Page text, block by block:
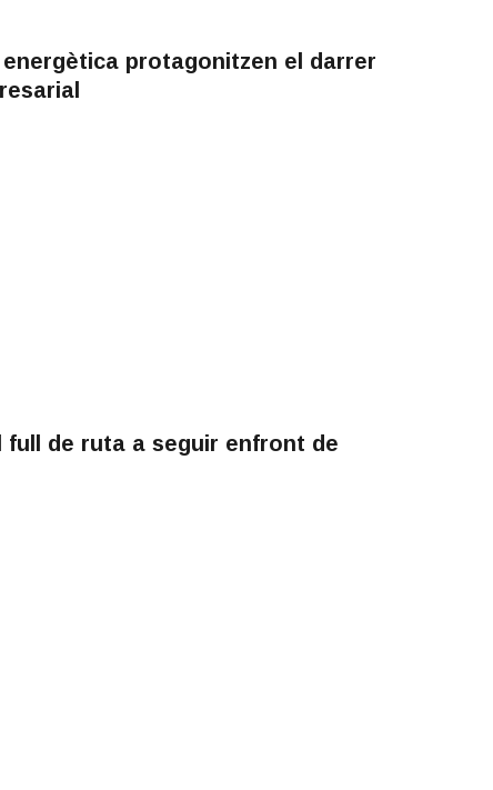
protagonitzen el darrer
de ruta a seguir enfront de